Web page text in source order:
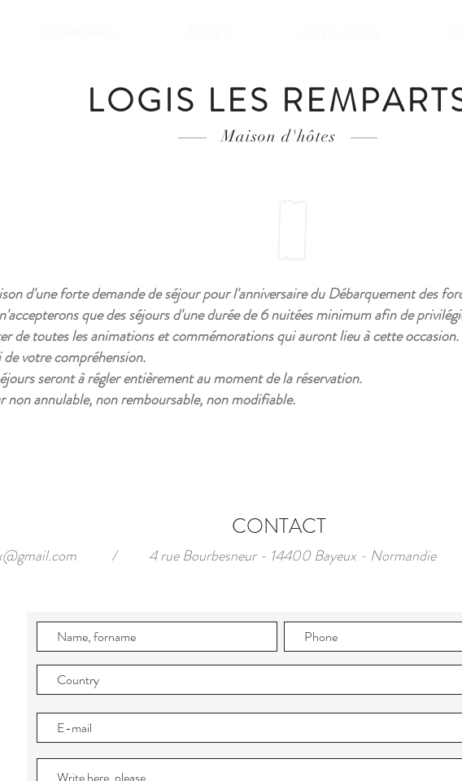
LOGIS LES
Maison d'hôtes
d'une forte demande de séjour pour l'anniversaire du Débarquement des
que des séjours d'une durée de 6 nuitées minimum afin de
de toutes les animations et commémorations qui auront lieu à cette occasion.
votre compréhension.
seront à régler entièrement au moment de la réservation.
non annulable, non remboursable, non modifiable.
CONTACT
4 rue Bourbesneur - 14400 Bayeux - Normandie
/